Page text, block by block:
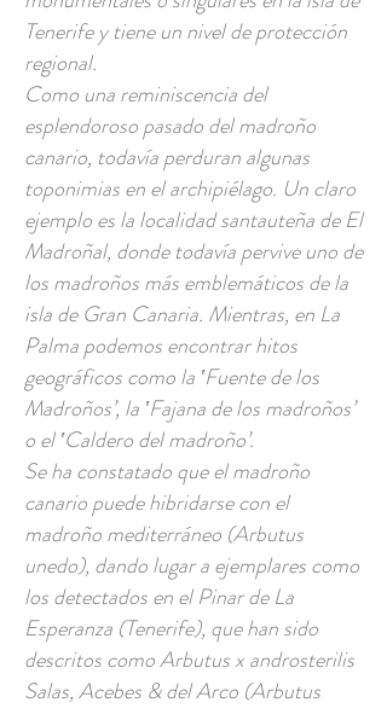
Tenerife y tiene un nivel de protección
regional.
Como una reminiscencia del
esplendoroso pasado del madroño
canario, todavía perduran algunas
toponimias en el archipiélago. Un claro
ejemplo es la localidad santauteña de El
Madroñal, donde todavía pervive uno de
los madroños más emblemáticos de la
isla de Gran Canaria. Mientras, en La
Palma podemos encontrar hitos
geográficos como la ‛Fuente de los
Madroños’, la ‛Fajana de los madroños’
o el ‛Caldero del madroño’.
Se ha constatado que el madroño
canario puede hibridarse con el
madroño mediterráneo (Arbutus
unedo), dando lugar a ejemplares como
los detectados en el Pinar de La
Esperanza (Tenerife), que han sido
descritos como Arbutus x androsterilis
Salas, Acebes & del Arco (Arbutus